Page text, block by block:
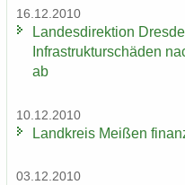
16.12.2010
Lan­des­di­rek­ti­on
In­fra­struk­tur­schä­den
ab
10.12.2010
Land­kreis Mei­ßen
03.12.2010